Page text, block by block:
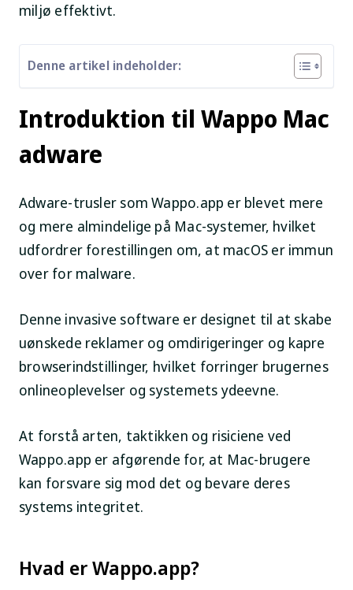
miljø effektivt.
Denne artikel indeholder:
Introduktion til Wappo Mac
adware
Adware-trusler som Wappo.app er blevet mere
og mere almindelige på Mac-systemer, hvilket
udfordrer forestillingen om, at macOS er immun
over for malware.
Denne invasive software er designet til at skabe
uønskede reklamer og omdirigeringer og kapre
browserindstillinger, hvilket forringer brugernes
onlineoplevelser og systemets ydeevne.
At forstå arten, taktikken og risiciene ved
Wappo.app er afgørende for, at Mac-brugere
kan forsvare sig mod det og bevare deres
systems integritet.
Hvad er Wappo.app?